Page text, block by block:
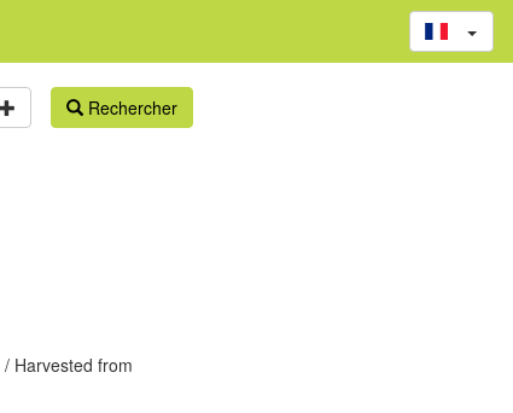
Rechercher
/ Harvested from